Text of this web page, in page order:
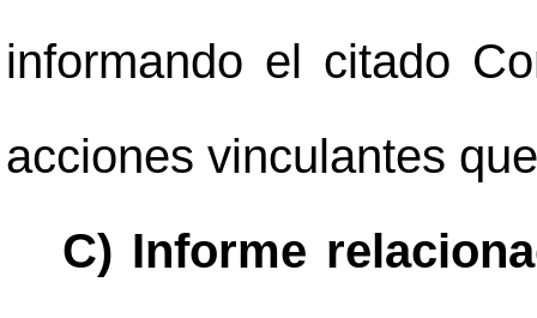
informando el citado
acciones vinculantes
C) Informe